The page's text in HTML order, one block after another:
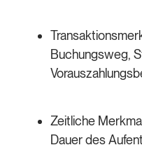
Buchungsweg,
Zeitliche
Dauer des